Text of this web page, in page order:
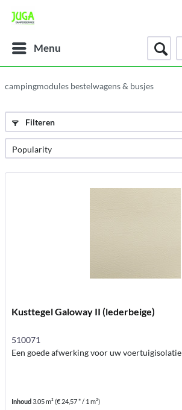
Menu
campingmodules bestelwagens & busjes
Filteren
Kusttegel Galoway II (lederbeige)
510071
Een goede afwerking voor uw voertuigisolatie
Inhoud3.05 m²(€ 24,57 * / 1 m²)